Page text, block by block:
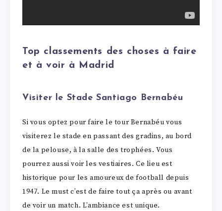
Top classements des choses à faire
et à voir à Madrid
Visiter le Stade Santiago Bernabéu
Si vous optez pour faire le tour Bernabéu vous
visiterez le stade en passant des gradins, au bord
de la pelouse, à la salle des trophées. Vous
pourrez aussi voir les vestiaires. Ce lieu est
historique pour les amoureux de football depuis
1947. Le must c’est de faire tout ça après ou avant
de voir un match. L’ambiance est unique.